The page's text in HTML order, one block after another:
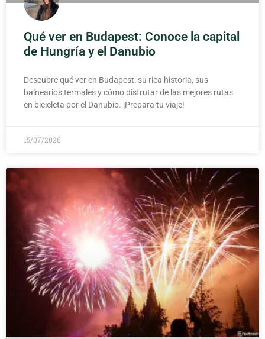
Qué ver en Budapest: Conoce la capital
de Hungría y el Danubio
Descubre qué ver en Budapest: su rica historia, sus
balnearios termales y cómo disfrutar de las mejores rutas
en bicicleta por el Danubio. ¡Prepara tu viaje!
15/07/2026